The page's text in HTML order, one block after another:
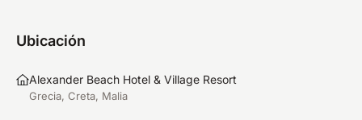
Ubicación
Alexander Beach Hotel & Village Resort
Grecia, Creta, Malia